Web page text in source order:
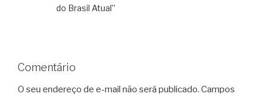
do Brasil Atual”
Comentário
O seu endereço de e-mail não será publicado. Campos